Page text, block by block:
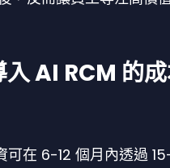
AI RCM 的
可在 6-12 個月內透過